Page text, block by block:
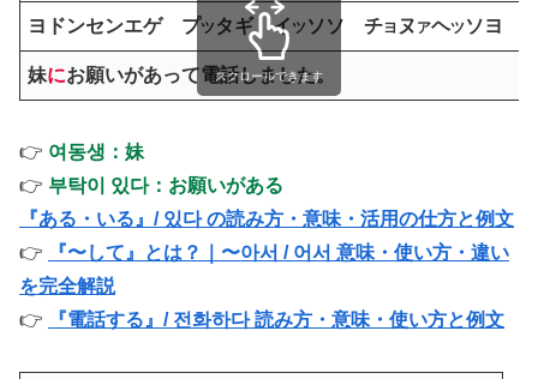
ヨドンセンエゲ プツ タギ イ ツ ソソ チヨ ヌ アヘツソヨ
妹にお願いがあって電話しました。
スクロールできます
👉 여동생：妹
👉 부탁이 있다：お願いがある
『ある・いる』/ 있다 の読み方・意味・活用の仕方と例文
👉
『〜して』とは？｜〜아서 / 어서 意味・使い方・違い
を完全解説
👉
『電話する』/ 전화하다 読み方・意味・使い方と例文